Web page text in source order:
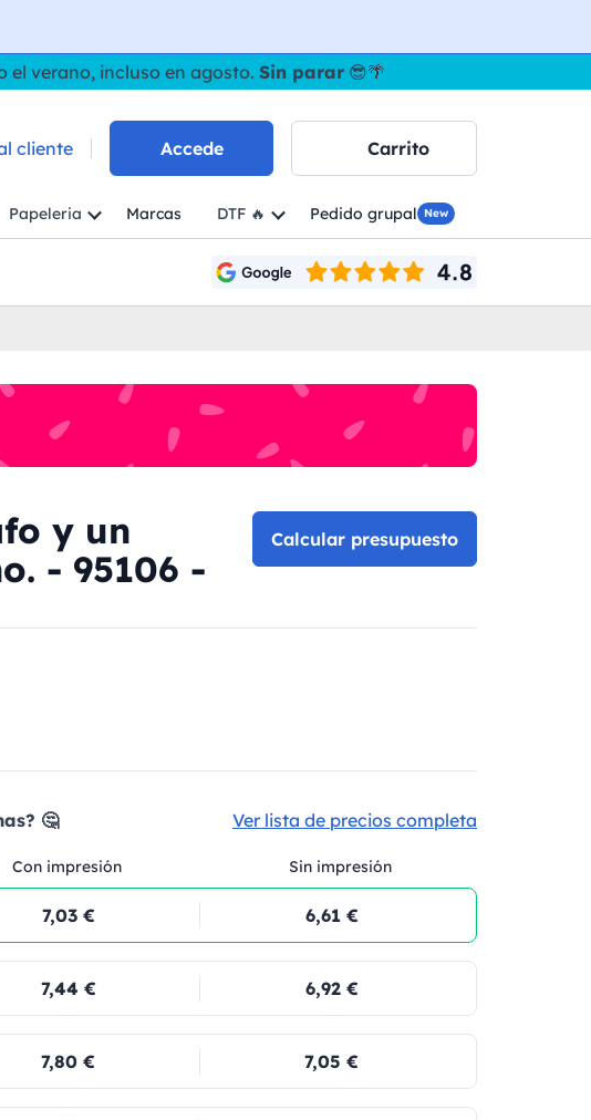
verano, incluso en agosto. Sin parar😎🌴
cliente Accede Carrito
Papeleria Marcas DTF 🔥 Pedido grupal New
y un
- 95106 -
Calcular presupuesto
🤔 Ver lista de precios completa
Con impresión Sin impresión
7,03 € 6,61 €
7,44 € 6,92 €
7,80 € 7,05 €